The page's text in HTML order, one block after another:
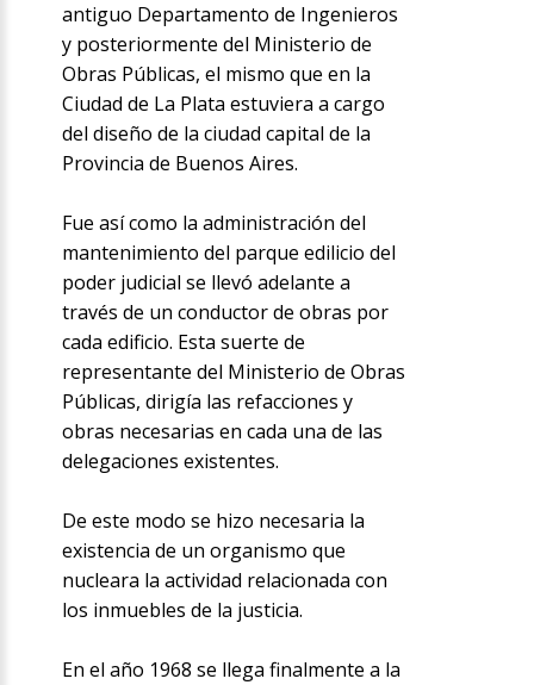
antiguo Departamento de Ingenieros
y posteriormente del Ministerio de
Obras Públicas, el mismo que en la
Ciudad de La Plata estuviera a cargo
del diseño de la ciudad capital de la
Provincia de Buenos Aires.
Fue así como la administración del
mantenimiento del parque edilicio del
poder judicial se llevó adelante a
través de un conductor de obras por
cada edificio. Esta suerte de
representante del Ministerio de Obras
Públicas, dirigía las refacciones y
obras necesarias en cada una de las
delegaciones existentes.
De este modo se hizo necesaria la
existencia de un organismo que
nucleara la actividad relacionada con
los inmuebles de la justicia.
En el año 1968 se llega finalmente a la